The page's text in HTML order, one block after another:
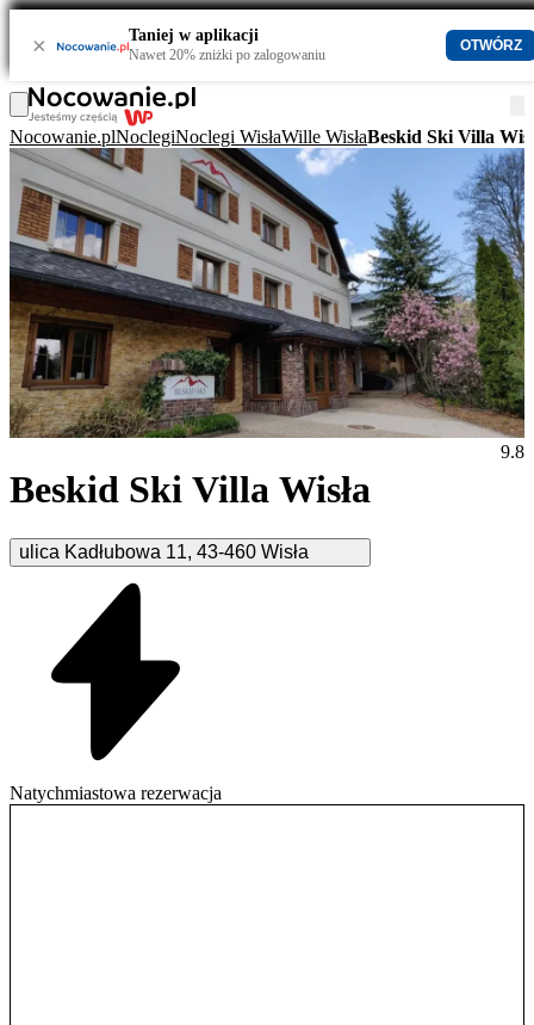
× Taniej w aplikacji
Nawet 20% zniżki po zalogowaniu
OTWÓRZ
Nocowanie.plNoclegiNoclegi WisłaWille WisłaBeskid Ski Villa
Beskid Ski Villa Wisła
ulica Kadłubowa 11, 43-460 Wisła
9.8
Natychmiastowa rezerwacja